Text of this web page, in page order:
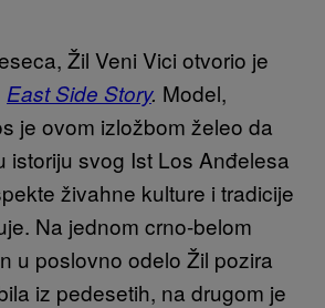
Žil Veni Vici otvorio je
East Side Story. Model,
je ovom izložbom želeo da
istoriju svog Ist Los Anđelesa
živahne kulture i tradicije
Na jednom crno-belom
u poslovno odelo Žil pozira
iz pedesetih, na drugom je